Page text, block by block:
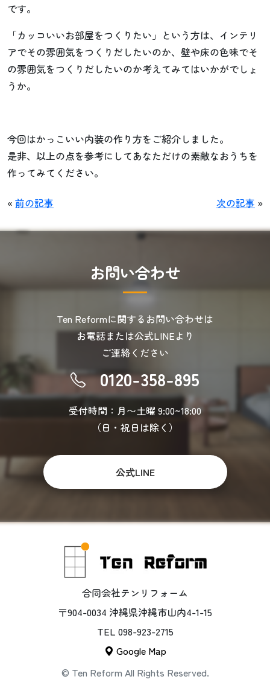
です。
「カッコいいお部屋をつくりたい」という方は、インテリ
アでその雰囲気をつくりだしたいのか、壁や床の色味でそ
の雰囲気をつくりだしたいのか考えてみてはいかがでしょ
うか。
今回はかっこいい内装の作り方をご紹介しました。
是非、以上の点を参考にしてあなただけの素敵なおうちを
作ってみてください。
« 前の記事 次の記事 »
お問い合わせ
Ten Reformに関するお問い合わせは
お電話または公式LINEより
ご連絡ください
0120-358-895
受付時間：月〜土曜 9:00~18:00
（日・祝日は除く）
公式LINE
合同会社テンリフォーム
〒904-0034 沖縄県沖縄市山内4-1-15
TEL 098-923-2715
Google Map
©️ Ten Reform All Rights Reserved.